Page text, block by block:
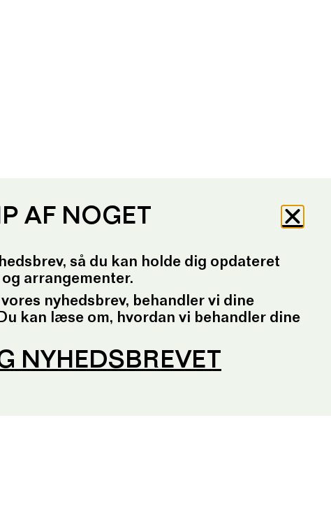
AF NOGET
så du kan holde dig opdateret
arrangementer.
nyhedsbrev, behandler vi dine
kan læse om, hvordan vi behandler dine
NYHEDSBREVET